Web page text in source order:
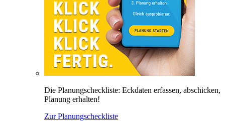
Die Planungscheckliste: Eckdaten erfassen, abschicken,
Planung erhalten!
Zur Planungscheckliste